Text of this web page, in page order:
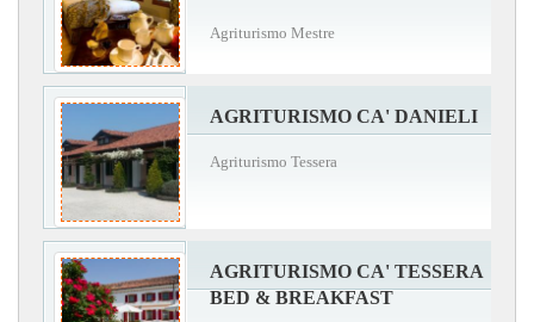
Agriturismo Mestre
AGRITURISMO CA' DANIELI
Agriturismo Tessera
AGRITURISMO CA' TESSERA
BED & BREAKFAST